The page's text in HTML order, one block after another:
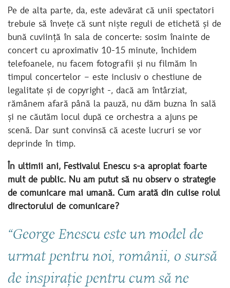
Pe de alta parte, da, este adevărat că unii spectatori
trebuie să învețe că sunt niște reguli de etichetă și de
bună cuviință în sala de concerte: sosim înainte de
concert cu aproximativ 10-15 minute, închidem
telefoanele, nu facem fotografii și nu filmăm în
timpul concertelor – este inclusiv o chestiune de
legalitate și de copyright -, dacă am întârziat,
rămânem afară până la pauză, nu dăm buzna în sală
și ne căutăm locul după ce orchestra a ajuns pe
scenă. Dar sunt convinsă că aceste lucruri se vor
deprinde în timp.
În ultimii ani, Festivalul Enescu s-a apropiat foarte
mult de public. Nu am putut să nu observ o strategie
de comunicare mai umană. Cum arată din culise rolul
directorului de comunicare?
“George Enescu este un model de
urmat pentru noi, românii, o sursă
de inspirație pentru cum să ne